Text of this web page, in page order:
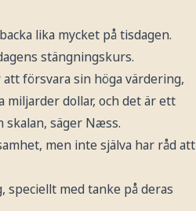
lika mycket på tisdagen.
stängningskurs.
försvara sin höga värdering,
miljarder dollar, och det är ett
säger Næss.
men inte själva har råd att
med tanke på deras